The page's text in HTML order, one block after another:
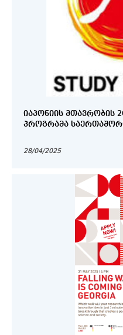
ᲘᲐᲞᲝᲜᲘᲘᲡ ᲛᲗᲐᲕᲠᲝᲑᲘᲡ
ᲞᲠᲝᲒᲠᲐᲛᲐ
28/04/2025